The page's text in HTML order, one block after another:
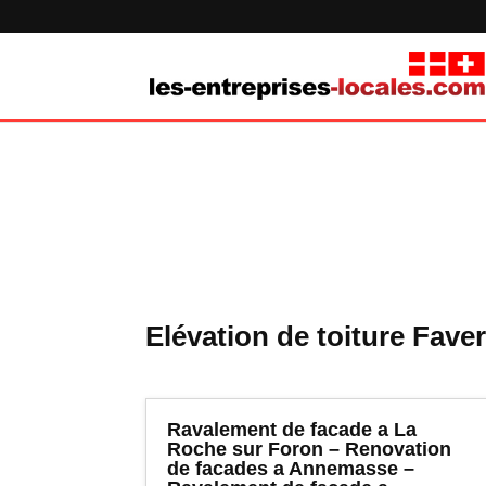
Elévation de toiture
Ravalement de facade a La
Roche sur Foron – Renovation
de facades a Annemasse –